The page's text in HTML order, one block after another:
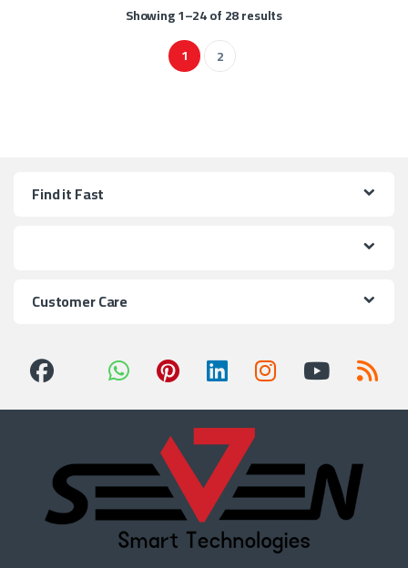
Showing 1–24 of 28 results
1
2
Find it Fast
Customer Care